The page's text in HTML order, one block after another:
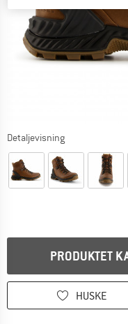
Detaljevisning
PRODUKTET
HUSKE